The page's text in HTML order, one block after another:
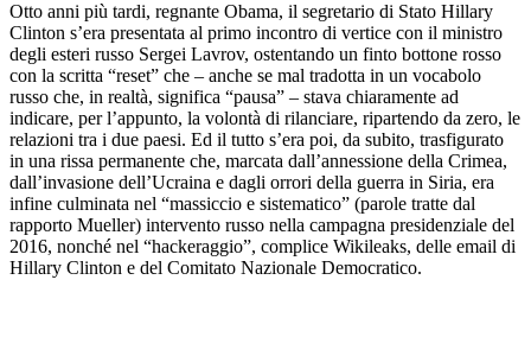
Otto anni più tardi, regnante Obama, il segretario di Stato Hillary
Clinton s’era presentata al primo incontro di vertice con il ministro
degli esteri russo Sergei Lavrov, ostentando un finto bottone rosso
con la scritta “reset” che – anche se mal tradotta in un vocabolo
russo che, in realtà, significa “pausa” – stava chiaramente ad
indicare, per l’appunto, la volontà di rilanciare, ripartendo da zero, le
relazioni tra i due paesi. Ed il tutto s’era poi, da subito, trasfigurato
in una rissa permanente che, marcata dall’annessione della Crimea,
dall’invasione dell’Ucraina e dagli orrori della guerra in Siria, era
infine culminata nel “massiccio e sistematico” (parole tratte dal
rapporto Mueller) intervento russo nella campagna presidenziale del
2016, nonché nel “hackeraggio”, complice Wikileaks, delle email di
Hillary Clinton e del Comitato Nazionale Democratico.